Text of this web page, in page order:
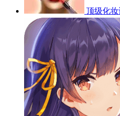
顶级化